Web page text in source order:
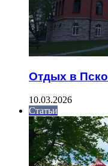
Отдых в
10.03.2026
Статьи